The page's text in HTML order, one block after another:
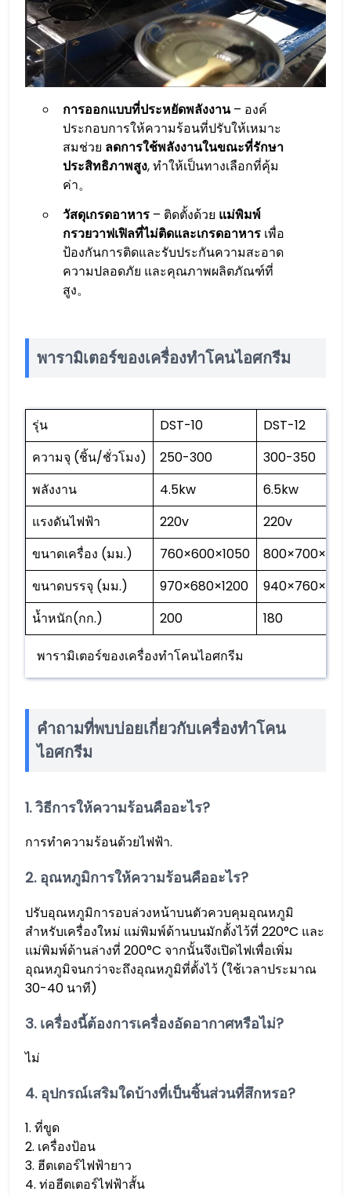
การออกแบบที่ประหยัดพลังงาน– องค์
ประกอบการให้ความร้อนที่ปรับให้เหมาะ
สมช่วย ลดการใช้พลังงานในขณะที่รักษา
ประสิทธิภาพสูง, ทำให้เป็นทางเลือกที่คุ้ม
ค่า。
วัสดุเกรดอาหาร– ติดตั้งด้วย แม่พิมพ์
กรวยวาฟเฟิลที่ไม่ติดและเกรดอาหารเพื่อ
ป้องกันการติดและรับประกันความสะอาด
ความปลอดภัย และคุณภาพผลิตภัณฑ์ที่
สูง。
พารามิเตอร์ของเครื่องทำโคนไอศกรีม
รุ่น DST-10
DST-12
ความจุ (ชิ้น/ชั่วโมง)
250-300
300-350
พลังงาน
4.5kw
6.5kw
แรงดันไฟฟ้า
220v
220v
ขนาดเครื่อง (มม.)
760×600×1050
800×700×880
ขนาดบรรจุ (มม.)
970×680×1200
น้ำหนัก(กก.)
200 180
พารามิเตอร์ของเครื่องทำโคนไอศกรีม
คำถามที่พบบ่อยเกี่ยวกับเครื่องทำโคน
ไอศกรีม
1. วิธีการให้ความร้อนคืออะไร?
การทำความร้อนด้วยไฟฟ้า.
2. อุณหภูมิการให้ความร้อนคืออะไร?
ปรับอุณหภูมิการอบล่วงหน้าบนตัวควบคุมอุณหภูมิ
สำหรับเครื่องใหม่ แม่พิมพ์ด้านบนมักตั้งไว้ที่ 220°C และ
แม่พิมพ์ด้านล่างที่ 200°C จากนั้นจึงเปิดไฟเพื่อเพิ่ม
อุณหภูมิจนกว่าจะถึงอุณหภูมิที่ตั้งไว้ (ใช้เวลาประมาณ
30-40 นาที)
3. เครื่องนี้ต้องการเครื่องอัดอากาศหรือไม่?
ไม่
4. อุปกรณ์เสริมใดบ้างที่เป็นชิ้นส่วนที่สึกหรอ?
1. ที่ขูด
2. เครื่องป้อน
3. ฮีตเตอร์ไฟฟ้ายาว
4. ท่อฮีตเตอร์ไฟฟ้าสั้น